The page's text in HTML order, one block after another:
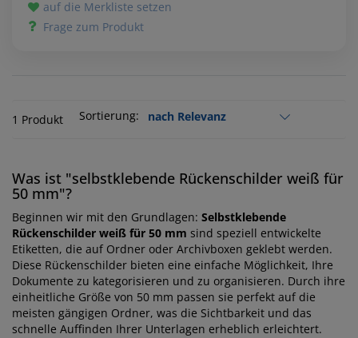
auf die Merkliste setzen
Frage zum Produkt
1 Produkt Sortierung:
Was ist "selbstklebende Rückenschilder weiß für
50 mm"?
Beginnen wir mit den Grundlagen: Selbstklebende
Rückenschilder weiß für 50 mm sind speziell entwickelte
Etiketten, die auf Ordner oder Archivboxen geklebt werden.
Diese Rückenschilder bieten eine einfache Möglichkeit, Ihre
Dokumente zu kategorisieren und zu organisieren. Durch ihre
einheitliche Größe von 50 mm passen sie perfekt auf die
meisten gängigen Ordner, was die Sichtbarkeit und das
schnelle Auffinden Ihrer Unterlagen erheblich erleichtert.